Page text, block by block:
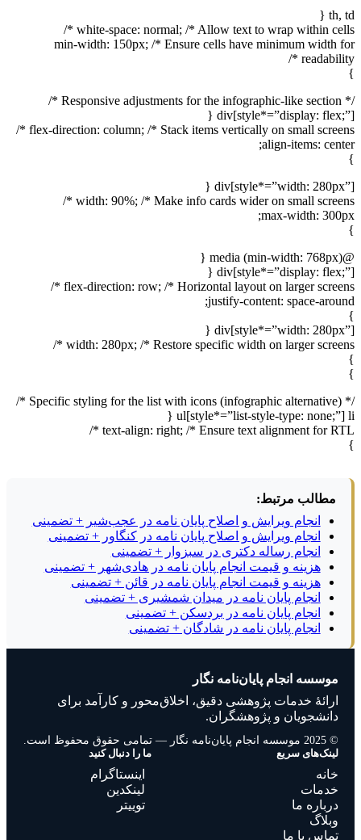
th, td {
white-space: normal; /* Allow text to wrap within cells */
min-width: 150px; /* Ensure cells have minimum width for
readability */
}
/* Responsive adjustments for the infographic-like section */
div[style*=”display: flex;”] {
flex-direction: column; /* Stack items vertically on small screens */
align-items: center;
}
div[style*=”width: 280px”] {
width: 90%; /* Make info cards wider on small screens */
max-width: 300px;
}
@media (min-width: 768px) {
div[style*=”display: flex;”] {
flex-direction: row; /* Horizontal layout on larger screens */
justify-content: space-around;
}
div[style*=”width: 280px”] {
width: 280px; /* Restore specific width on larger screens */
}
}
/* Specific styling for the list with icons (infographic alternative) */
ul[style*=”list-style-type: none;”] li {
text-align: right; /* Ensure text alignment for RTL */
}
مطالب مرتبط:
انجام ویرایش و اصلاح پایان نامه در عجب‌شیر + تضمینی
انجام ویرایش و اصلاح پایان نامه در کنگاور + تضمینی
انجام رساله دکتری در سبزوار + تضمینی
هزینه و قیمت انجام پایان نامه در هادی‌شهر + تضمینی
هزینه و قیمت انجام پایان نامه در قائن + تضمینی
انجام پایان نامه در میدان شمشیری + تضمینی
انجام پایان نامه در بردسکن + تضمینی
انجام پایان نامه در شادگان + تضمینی
موسسه انجام پایان‌نامه نگار
ارائهٔ خدمات پژوهشی دقیق، اخلاق‌محور و کارآمد برای
دانشجویان و پژوهشگران.
© 2025 موسسه انجام پایان‌نامه نگار — تمامی حقوق محفوظ است.
لینک‌های سریع
خانه
خدمات
درباره ما
وبلاگ
تماس با ما
ما را دنبال کنید
اینستاگرام
لینکدین
توییتر